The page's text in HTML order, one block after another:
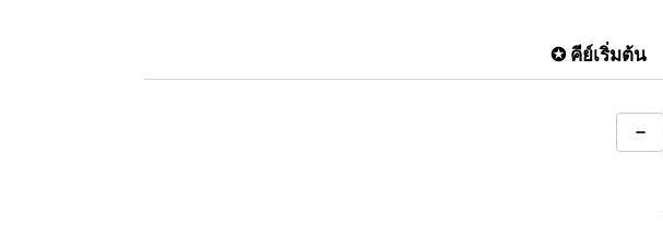
✪ คีย์เริ่มต้น